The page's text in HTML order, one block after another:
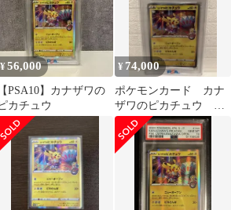
¥56,000
【PSA10】カナザワの
カチュウ
¥ 74,000
ポケモンカード カナ
ザワのピカチュウ
psa10